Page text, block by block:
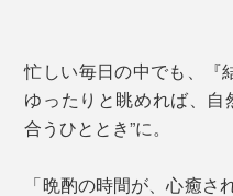
忙しい毎日の中でも、『
ゆったりと眺めれば、自
合うひととき”に。
「晩酌の時間が、心癒さ